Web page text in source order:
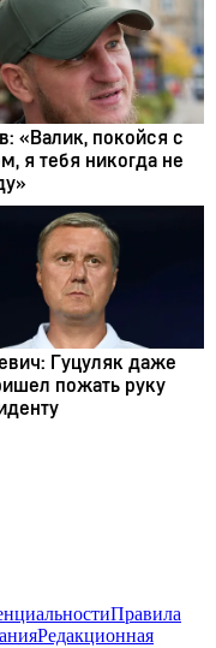
Правила
Редакционная